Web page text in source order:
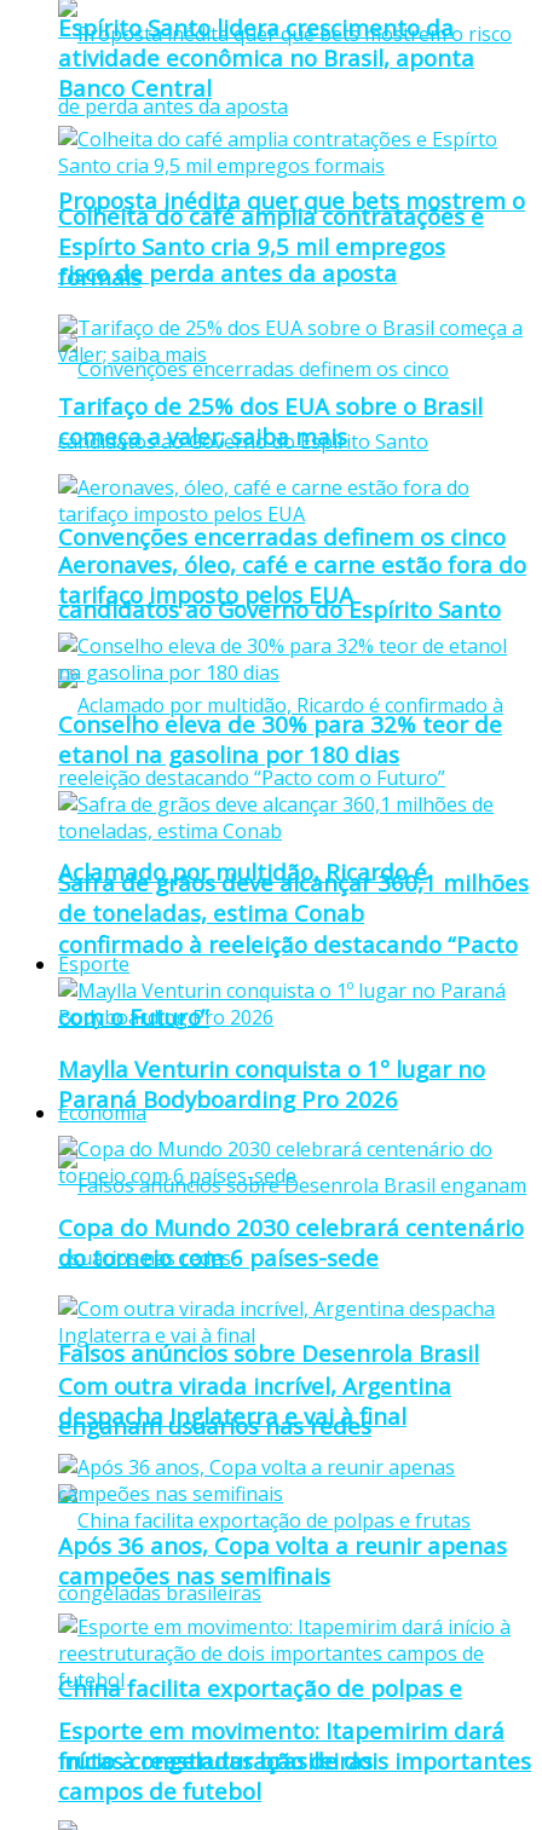
Proposta inédita quer que bets mostrem o
risco de perda antes da aposta
Convenções encerradas definem os cinco
candidatos ao Governo do Espírito Santo
Aclamado por multidão, Ricardo é
confirmado à reeleição destacando “Pacto
com o Futuro”
Economia
Falsos anúncios sobre Desenrola Brasil
enganam usuários nas redes
China facilita exportação de polpas e
frutas congeladas brasileiras
Espírito Santo lidera crescimento da
atividade econômica no Brasil, aponta
Banco Central
Colheita do café amplia contratações e
Espírto Santo cria 9,5 mil empregos
formais
Tarifaço de 25% dos EUA sobre o Brasil
começa a valer; saiba mais
Aeronaves, óleo, café e carne estão fora do
tarifaço imposto pelos EUA
Conselho eleva de 30% para 32% teor de
etanol na gasolina por 180 dias
Safra de grãos deve alcançar 360,1 milhões
de toneladas, estima Conab
Esporte
Maylla Venturin conquista o 1º lugar no
Paraná Bodyboarding Pro 2026
Copa do Mundo 2030 celebrará centenário
do torneio com 6 países-sede
Com outra virada incrível, Argentina
despacha Inglaterra e vai à final
Após 36 anos, Copa volta a reunir apenas
campeões nas semifinais
Esporte em movimento: Itapemirim dará
início à reestruturação de dois importantes
campos de futebol